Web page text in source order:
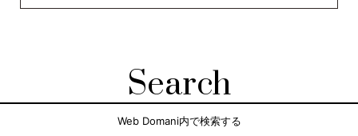
Search
Web Domani内で検索する